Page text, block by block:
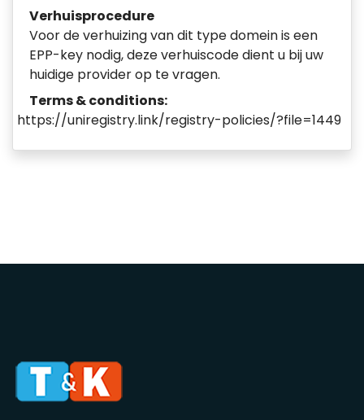
Verhuisprocedure
Voor de verhuizing van dit type domein is een
EPP-key nodig, deze verhuiscode dient u bij uw
huidige provider op te vragen.
Terms & conditions:
https://uniregistry.link/registry-policies/?file=1449